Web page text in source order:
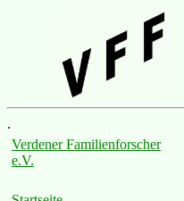
.
Verdener Familienforscher
e.V.